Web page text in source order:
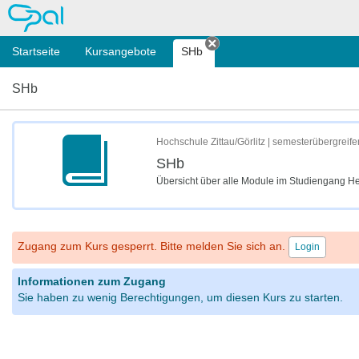
OPAL
Startseite Kursangebote SHb
Tab schließen
SHb
Hochschule Zittau/Görlitz |
SHb
Übersicht über alle Module im Studiengang
Zugang zum Kurs gesperrt. Bitte melden Sie sich an. Login
Informationen zum Zugang
Sie haben zu wenig Berechtigungen, um diesen Kurs zu starten.